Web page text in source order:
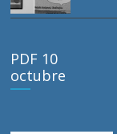
PDF 10
octubre